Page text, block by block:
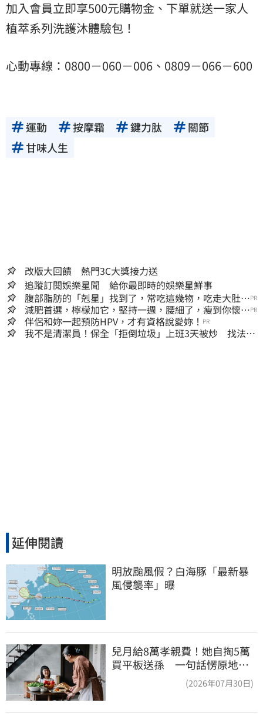
加入會員立即享500元購物金、下單就送一家人
植萃系列洗護沐體驗包！
心動專線：0800－060－006、0809－066－600
運動 按摩霜 鍵力肽
關節
甘味人生
改版大回饋 熱門3C大獎接力送
追蹤訂閱娛樂星聞 給你最即時的娛樂星鮮事
腹部脂肪的「剋星」找到了，常吃這幾物，吃走大肚
囊，瘦出小蠻腰
PR
減肥首選，檸檬加它，堅持一週，腰細了，瘦到你懷疑
人生
PR
伴侶和妳一起預防HPV，才有資格說愛妳！ PR
我不是清潔員！保全「拒倒垃圾」上班3天被炒 找法院
延伸閱讀
明放颱風假？白海豚「最新暴
風侵襲率」曝
兒月給8萬孝親費！她自掏5萬
買平板送孫 一句話愣原地
(2026年07月30日)